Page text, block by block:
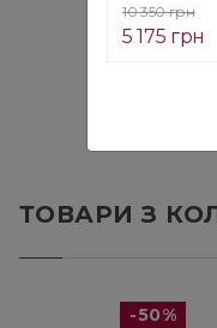
ТОВАРИ З
-50%
10 350 грн
5 175 грн